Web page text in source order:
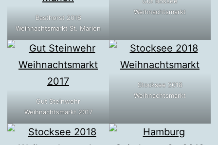
Basthorst 2018
Weihnachtsmarkt St. Marien
Weihnachtsmarkt
Gut Steinwehr
Weihnachtsmarkt 2017
Stocksee 2018
Weihnachtsmarkt